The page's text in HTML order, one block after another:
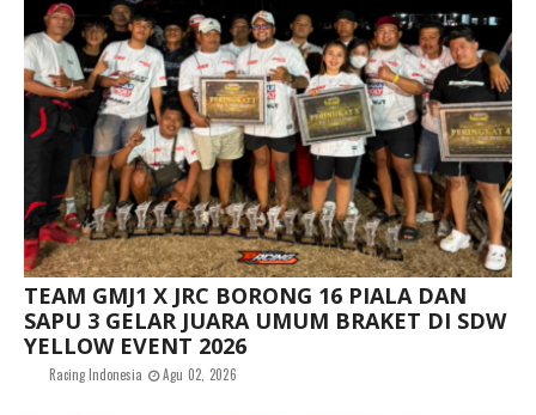
TEAM GMJ1 X JRC BORONG 16 PIALA DAN
SAPU 3 GELAR JUARA UMUM BRAKET DI SDW
YELLOW EVENT 2026
Racing Indonesia Agu 02, 2026